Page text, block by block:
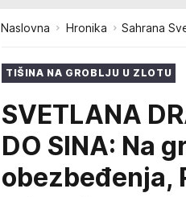
Naslovna Hronika Sahrana
TIŠINA NA GROBLJU U ZLOTU
SVETLANA
DO SINA: Na
obezbeđenja,